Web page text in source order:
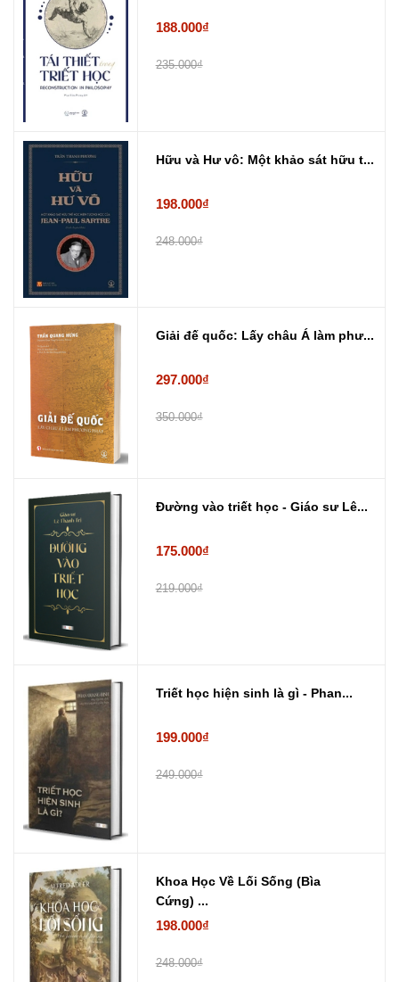
188.000₫
235.000₫
Hữu và Hư vô: Một khảo sát hữu t...
198.000₫
248.000₫
Giải đế quốc: Lấy châu Á làm phư...
297.000₫
350.000₫
Đường vào triết học - Giáo sư Lê...
175.000₫
219.000₫
Triết học hiện sinh là gì - Phan...
199.000₫
249.000₫
Khoa Học Về Lối Sống (Bìa
Cứng) ...
198.000₫
248.000₫